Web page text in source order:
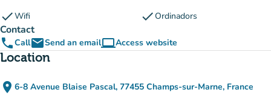
checkWifi checkOrdinadors
Contact
phoneCallemailSend an emailcomputerAccess website
(new tab)
Location
place 6-8 Avenue Blaise Pascal, 77455 Champs-sur-Marne, France
(open in Google Maps)
(new tab)